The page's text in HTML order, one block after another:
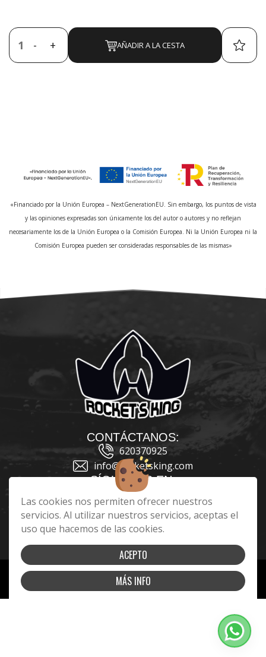
Las cookies nos permiten ofrecer nuestros
servicios. Al utilizar nuestros servicios, aceptas el
uso que hacemos de las cookies.
ACEPTO
MÁS INFO
LLAMAR AHORA
- + AÑADIR A LA CESTA
«Financiado por la Unión Europea – NextGenerationEU. Sin embargo, los puntos de vista
y las opiniones expresadas son únicamente los del autor o autores y no reflejan
necesariamente los de la Unión Europea o la Comisión Europea. Ni la Unión Europea ni la
Comisión Europea pueden ser consideradas responsables de las mismas»
CONTÁCTANOS:
620370925
info@rocketsking.com
SÍGUENOS EN:
Cookies|Aviso Legal|Política de Privacidad
Términos y condiciones
Copyright 2026 - Rocket’s King®️. Todos los derechos reservados
Página realizada porWeb Las Palmas